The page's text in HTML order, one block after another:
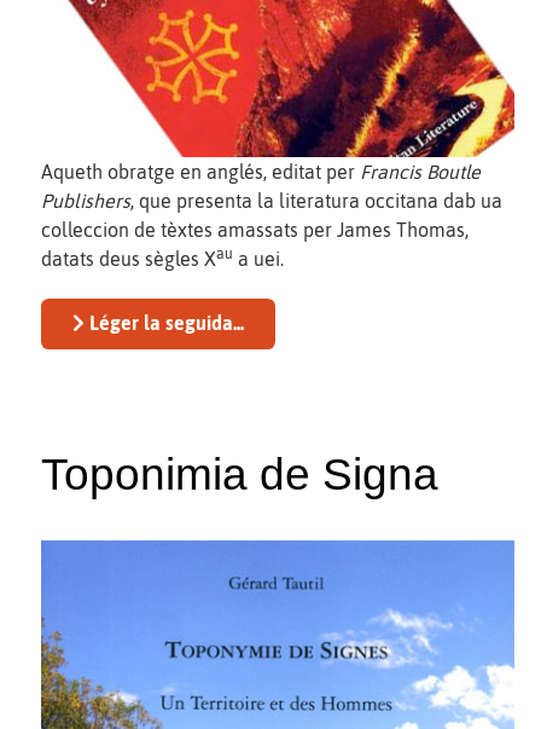
Aqueth obratge en anglés, editat per Francis Boutle
Publishers, que presenta la literatura occitana dab ua
colleccion de tèxtes amassats per James Thomas,
datats deus sègles Xau a uei.
Léger la seguida...
Toponimia de Signa